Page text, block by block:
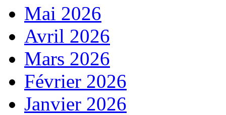
Mai 2026
Avril 2026
Mars 2026
Février 2026
Janvier 2026